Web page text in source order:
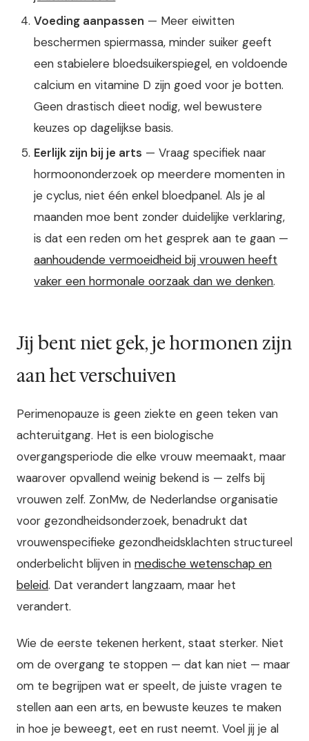
Voeding aanpassen — Meer eiwitten
beschermen spiermassa, minder suiker geeft
een stabielere bloedsuikerspiegel, en voldoende
calcium en vitamine D zijn goed voor je botten.
Geen drastisch dieet nodig, wel bewustere
keuzes op dagelijkse basis.
Eerlijk zijn bij je arts — Vraag specifiek naar
hormoononderzoek op meerdere momenten in
je cyclus, niet één enkel bloedpanel. Als je al
maanden moe bent zonder duidelijke verklaring,
is dat een reden om het gesprek aan te gaan —
aanhoudende vermoeidheid bij vrouwen heeft
vaker een hormonale oorzaak dan we denken.
Jij bent niet gek, je hormonen zijn
aan het verschuiven
Perimenopauze is geen ziekte en geen teken van
achteruitgang. Het is een biologische
overgangsperiode die elke vrouw meemaakt, maar
waarover opvallend weinig bekend is — zelfs bij
vrouwen zelf. ZonMw, de Nederlandse organisatie
voor gezondheidsonderzoek, benadrukt dat
vrouwenspecifieke gezondheidsklachten structureel
onderbelicht blijven in medische wetenschap en
beleid. Dat verandert langzaam, maar het
verandert.
Wie de eerste tekenen herkent, staat sterker. Niet
om de overgang te stoppen — dat kan niet — maar
om te begrijpen wat er speelt, de juiste vragen te
stellen aan een arts, en bewuste keuzes te maken
in hoe je beweegt, eet en rust neemt. Voel jij je al